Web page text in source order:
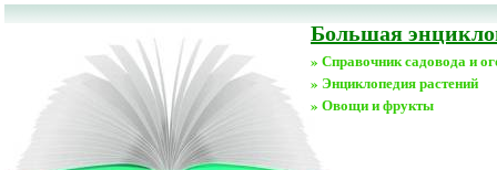
Большая
» Справочник садовода и
» Энциклопедия растений
» Овощи и фрукты